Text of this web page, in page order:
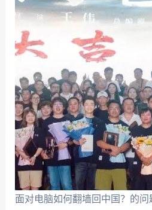
面对电脑如何翻墙回中国？的